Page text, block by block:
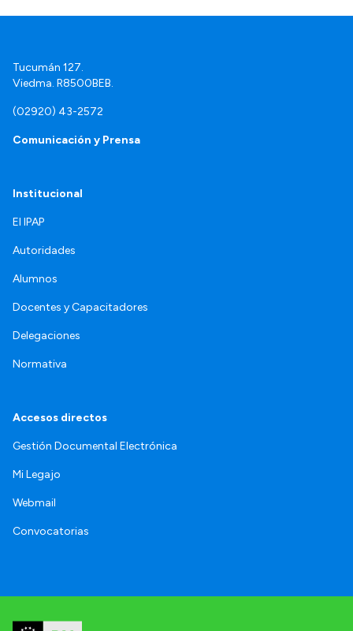
Tucumán 127.
Viedma. R8500BEB.
(02920) 43-2572
Comunicación y Prensa
Institucional
El IPAP
Autoridades
Alumnos
Docentes y Capacitadores
Delegaciones
Normativa
Accesos directos
Gestión Documental Electrónica
Mi Legajo
Webmail
Convocatorias